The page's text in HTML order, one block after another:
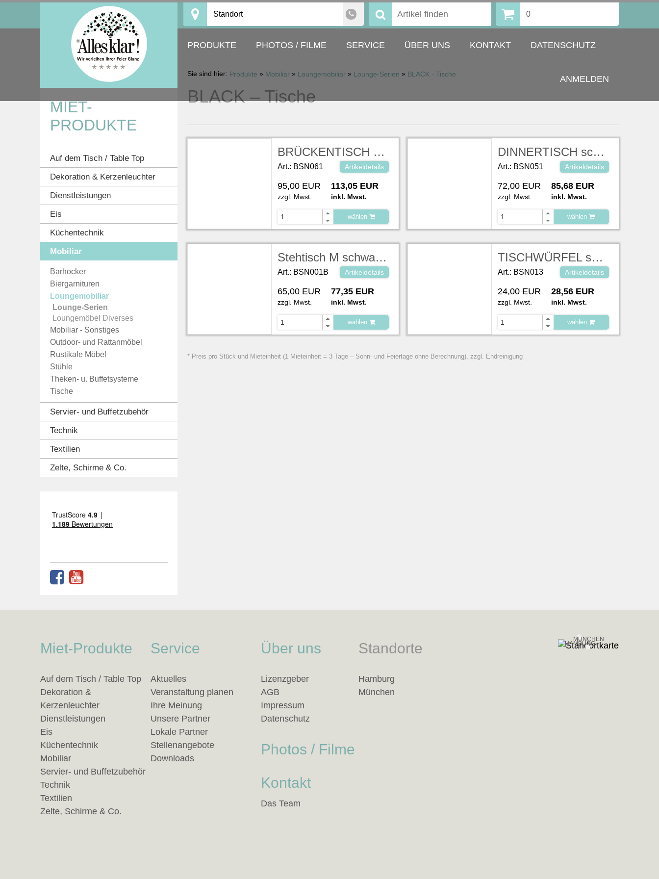
Standort Suchen 0
PRODUKTE PHOTOS / FILME SERVICE ÜBER UNS KONTAKT DATENSCHUTZ
ANMELDEN
Sie sind hier: Produkte » Mobiliar » Loungemobiliar » Lounge-Serien » BLACK - Tische
BLACK – Tische
BRÜCKENTISCH 200 schwarz lackiert RAL 9005 BxTxH 200 x 80 x 105 cm
Art.: BSN061 Artikeldetails
95,00 EUR 113,05 EUR
zzgl. Mwst. inkl. Mwst.
wählen
zu Warenkorb hinzugefügt.
DINNERTISCH schwarz beschichtete Platte auf rundem Edelstahlfuß Fuß Ø 65 oder 75 cm x H 69,5 cm Platte Ø 120 x H 2,5 cm
Art.: BSN051 Artikeldetails
72,00 EUR 85,68 EUR
zzgl. Mwst. inkl. Mwst.
wählen
zu Warenkorb hinzugefügt.
Stehtisch M schwarz beschichtete Platte auf 2 quadrat. Edelstahlfüßen Fuß BxTxH 45 x 45 x 103 cm Platte BxTxH 205,5 x 68,5 x 2,5 cm
Art.: BSN001B Artikeldetails
65,00 EUR 77,35 EUR
zzgl. Mwst. inkl. Mwst.
wählen
TISCHWÜRFEL schwarz lackiert RAL 9005 40 x 40 x 40 cm
Art.: BSN013 Artikeldetails
24,00 EUR 28,56 EUR
zzgl. Mwst. inkl. Mwst.
wählen
* Preis pro Stück und Mieteinheit (1 Mieteinheit = 3 Tage – Sonn- und Feiertage ohne Berechnung), zzgl. Endreinigung
MIET-
PRODUKTE
Auf dem Tisch / Table Top
Dekoration & Kerzenleuchter
Dienstleistungen
Eis
Küchentechnik
Mobiliar
Barhocker
Biergarnituren
Loungemobiliar
Lounge-Serien
Loungemöbel Diverses
Mobiliar - Sonstiges
Outdoor- und Rattanmöbel
Rustikale Möbel
Stühle
Theken- u. Buffetsysteme
Tische
Servier- und Buffetzubehör
Technik
Textilien
Zelte, Schirme & Co.
Standorte
Hamburg
München
HAMBURG
MÜNCHEN
Miet-Produkte
Auf dem Tisch / Table Top
Dekoration &
Kerzenleuchter
Dienstleistungen
Eis
Küchentechnik
Mobiliar
Servier- und Buffetzubehör
Technik
Textilien
Zelte, Schirme & Co.
Service
Aktuelles
Veranstaltung planen
Ihre Meinung
Unsere Partner
Lokale Partner
Stellenangebote
Downloads
Über uns
Lizenzgeber
AGB
Impressum
Datenschutz
Photos / Filme
Kontakt
Das Team